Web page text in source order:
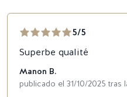
5/5
Superbe qualité
Manon B.
publicado el 31/10/2025 tras